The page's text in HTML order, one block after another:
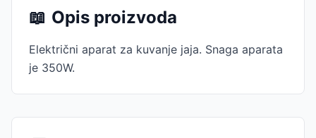
📖 Opis proizvoda
Električni aparat za kuvanje jaja. Snaga aparata
je 350W.